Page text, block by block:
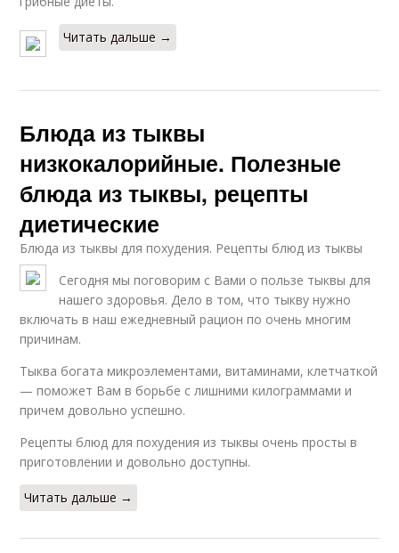
Читать дальше →
Блюда из тыквы
низкокалорийные. Полезные
блюда из тыквы, рецепты
диетические
Блюда из тыквы для похудения. Рецепты блюд из тыквы
Сегодня мы поговорим с Вами о пользе тыквы для
нашего здоровья. Дело в том, что тыкву нужно
включать в наш ежедневный рацион по очень многим
причинам.
Тыква богата микроэлементами, витаминами, клетчаткой
— поможет Вам в борьбе с лишними килограммами и
причем довольно успешно.
Рецепты блюд для похудения из тыквы очень просты в
приготовлении и довольно доступны.
Читать дальше →